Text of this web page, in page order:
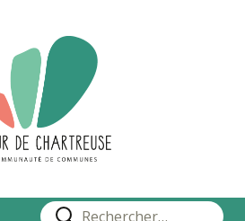
Rechercher :